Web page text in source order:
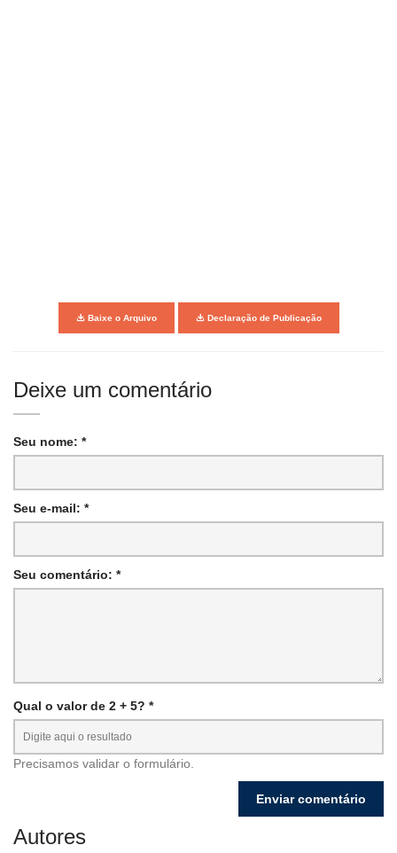
Baixe o Arquivo Declaração de Publicação
Deixe um comentário
Seu nome: *
Seu e-mail: *
Seu comentário: *
Qual o valor de 2 + 5? *
Precisamos validar o formulário.
Autores